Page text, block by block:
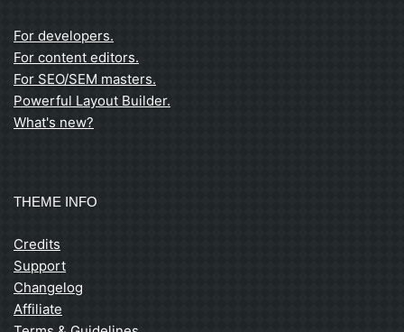
For developers.
For content editors.
For SEO/SEM masters.
Powerful Layout Builder.
What's new?
THEME INFO
Credits
Support
Changelog
Affiliate